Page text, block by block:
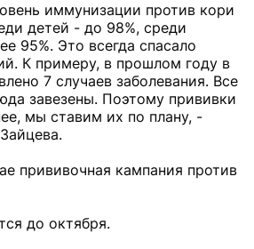
иммунизации против кори
детей - до 98%, среди
95%. Это всегда спасало
К примеру, в прошлом году в
7 случаев заболевания. Все
завезены. Поэтому прививки
мы ставим их по плану, -
прививочная кампания против
до октября.